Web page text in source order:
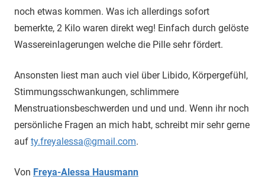
noch etwas kommen. Was ich allerdings sofort
bemerkte, 2 Kilo waren direkt weg! Einfach durch gelöste
Wassereinlagerungen welche die Pille sehr fördert.
Ansonsten liest man auch viel über Libido, Körpergefühl,
Stimmungsschwankungen, schlimmere
Menstruationsbeschwerden und und und. Wenn ihr noch
persönliche Fragen an mich habt, schreibt mir sehr gerne
auf ty.freyalessa@gmail.com.
Von Freya-Alessa Hausmann